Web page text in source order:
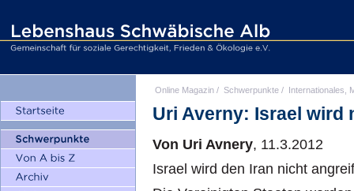
Online Magazin / Schwerpunkte / Internationales,
Uri Averny: Israel wird
Von Uri Avnery, 11.3.2012
Israel wird den Iran nicht